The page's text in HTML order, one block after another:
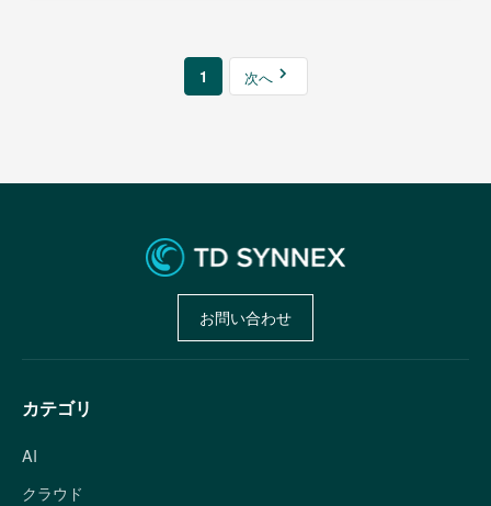
1 次へ
お問い合わせ
カテゴリ
AI
クラウド